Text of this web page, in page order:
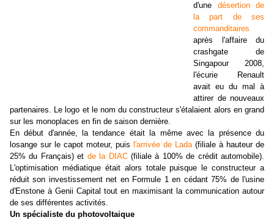
d'une désertion de
la part de ses
commanditaires
après l'affaire du
crashgate de
Singapour 2008,
l'écurie Renault
avait eu du mal à
attirer de nouveaux
partenaires. Le logo et le nom du constructeur s'étalaient alors en grand
sur les monoplaces en fin de saison dernière.
En début d'année, la tendance était la même avec la présence du
losange sur le capot moteur, puis l'arrivée de Lada(filiale à hauteur de
25% du Français) et de la DIAC(filiale à 100% de crédit automobile).
L'optimisation médiatique était alors totale puisque le constructeur a
réduit son investissement net en Formule 1 en cédant 75% de l'usine
d'Enstone à Genii Capital tout en maximisant la communication autour
de ses différentes activités.
Un spécialiste du photovoltaique